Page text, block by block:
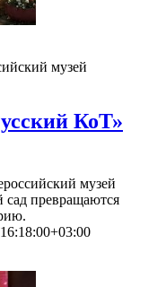
музей
КоТ»
музей
сад превращаются